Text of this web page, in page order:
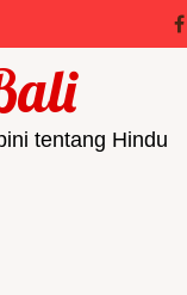
tentang Hindu